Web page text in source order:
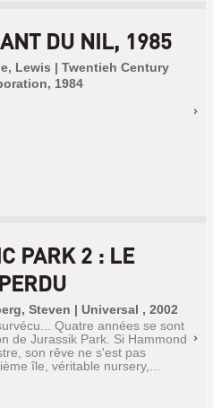
DU NIL, 1985
Lewis | Twentieh Century
1984
PARK 2 : LE
Steven | Universal , 2002
Quatre années se sont
de Jurassik Park. Si Hammond
son rêve ne s'est pas
île, véritable nursery,...